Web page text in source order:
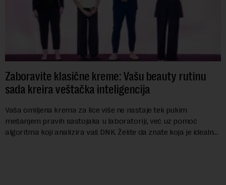
Zaboravite klasične kreme: Vašu beauty rutinu
sada kreira veštačka inteligencija
Vaša omiljena krema za lice više ne nastaje tek pukim
mešanjem pravih sastojaka u laboratoriji, već uz pomoć
algoritma koji analizira vaš DNK. Želite da znate koja je idealna